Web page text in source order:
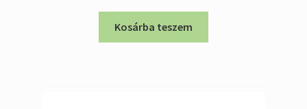
Kosárba teszem